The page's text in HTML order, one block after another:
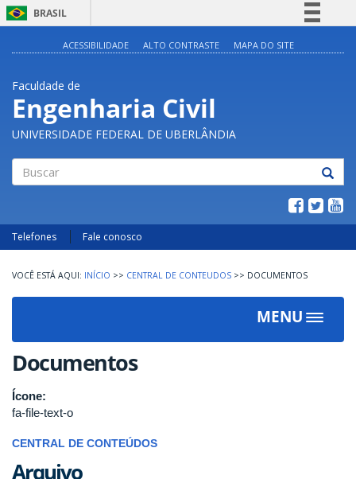
BRASIL
Legislação
Canais
ACESSIBILIDADE ALTO CONTRASTE MAPA DO SITE
Faculdade de
Engenharia Civil
UNIVERSIDADE FEDERAL DE UBERLÂNDIA
Telefones Fale conosco
INÍCIO >> CENTRAL DE CONTEUDOS >> DOCUMENTOS
MENU
Toggle
Documentos
Ícone:
fa-file-text-o
CENTRAL DE CONTEÚDOS
Arquivo